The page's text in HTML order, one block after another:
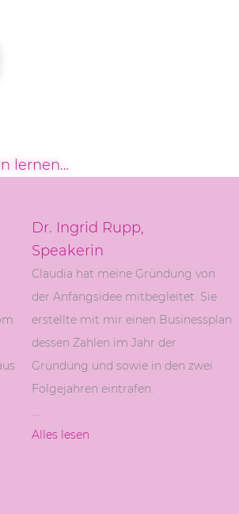
lernen…
Dr. Ingrid Rupp,
Speakerin
Claudia hat meine Gründung von
der Anfangsidee mitbegleitet. Sie
erstellte mit mir einen Businessplan
dessen Zahlen im Jahr der
Gründung und sowie in den zwei
Folgejahren eintrafen.
….
Alles lesen